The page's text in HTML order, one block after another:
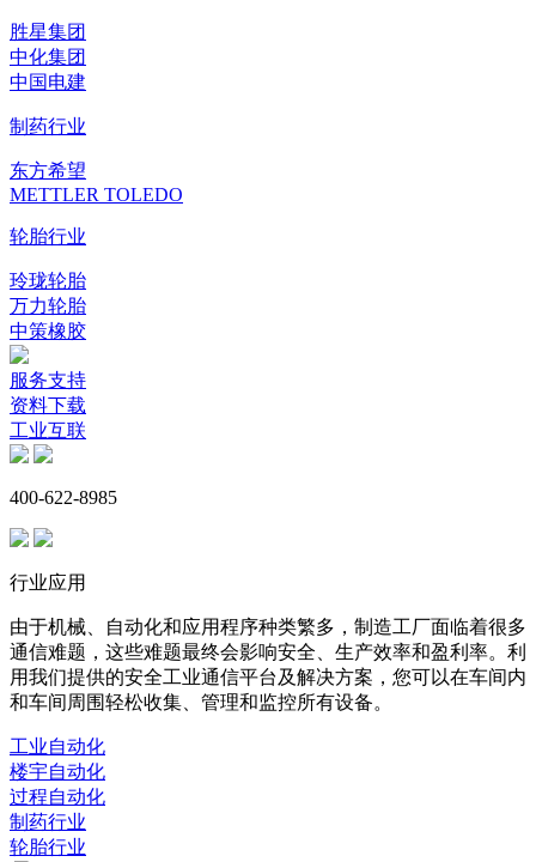
胜星集团
中化集团
中国电建
制药行业
东方希望
METTLER TOLEDO
轮胎行业
玲珑轮胎
万力轮胎
中策橡胶
服务支持
资料下载
工业互联
400-622-8985
行业应用
由于机械、自动化和应用程序种类繁多，制造工厂面临着很多
通信难题，这些难题最终会影响安全、生产效率和盈利率。利
用我们提供的安全工业通信平台及解决方案，您可以在车间内
和车间周围轻松收集、管理和监控所有设备。
工业自动化
楼宇自动化
过程自动化
制药行业
轮胎行业